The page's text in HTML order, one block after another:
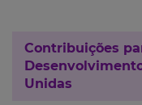
Contribuições
Unidas